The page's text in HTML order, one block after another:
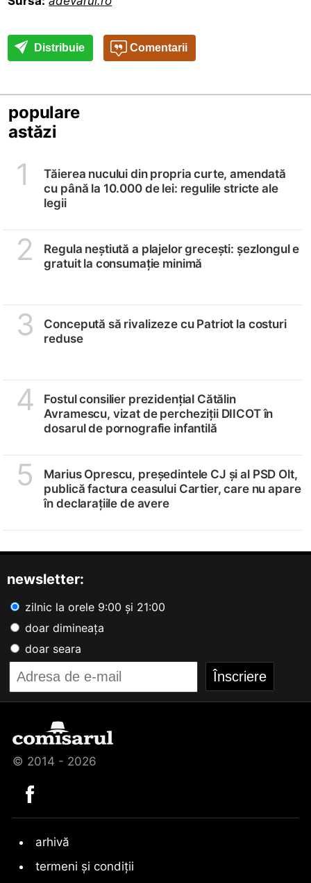
Distribuie Comentarii
populare
astăzi
1
Tăierea nucului din propria curte, amendată
cu până la 10.000 de lei: regulile stricte ale
legii
2
Regula neștiută a plajelor grecești: șezlongul e
gratuit la consumație minimă
3
Concepută să rivalizeze cu Patriot la costuri
reduse
4
Fostul consilier prezidențial Cătălin
Avramescu, vizat de percheziții DIICOT în
dosarul de pornografie infantilă
5
Marius Oprescu, președintele CJ și al PSD Olt,
publică factura ceasului Cartier, care nu apare
în declarațiile de avere
newsletter:
zilnic la orele 9:00 și 21:00
doar dimineața
doar seara
© 2014 - 2026
arhivă
termeni și condiții